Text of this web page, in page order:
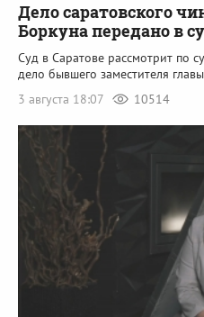
Дело саратовского
Боркуна передано в
Суд в Саратове рассмотрит по
дело бывшего заместителя главы
3 августа 18:07
10514